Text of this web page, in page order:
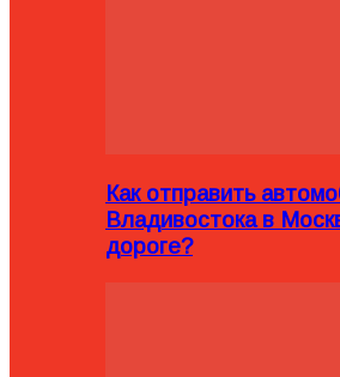
Как отправить
Владивостока в
дороге?